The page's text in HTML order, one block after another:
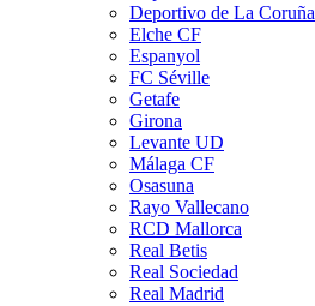
Deportivo de La Coruña
Elche CF
Espanyol
FC Séville
Getafe
Girona
Levante UD
Málaga CF
Osasuna
Rayo Vallecano
RCD Mallorca
Real Betis
Real Sociedad
Real Madrid